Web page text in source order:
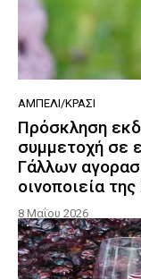
ΑΜΠΈΛΙ/ΚΡΑΣΊ
Πρόσκληση
συμμετοχή σε
Γάλλων
οινοποιεία
8 Μαΐου 2026